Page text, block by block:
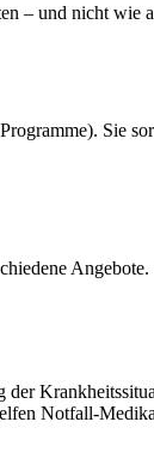
– und nicht wie
Sie
Notfall-